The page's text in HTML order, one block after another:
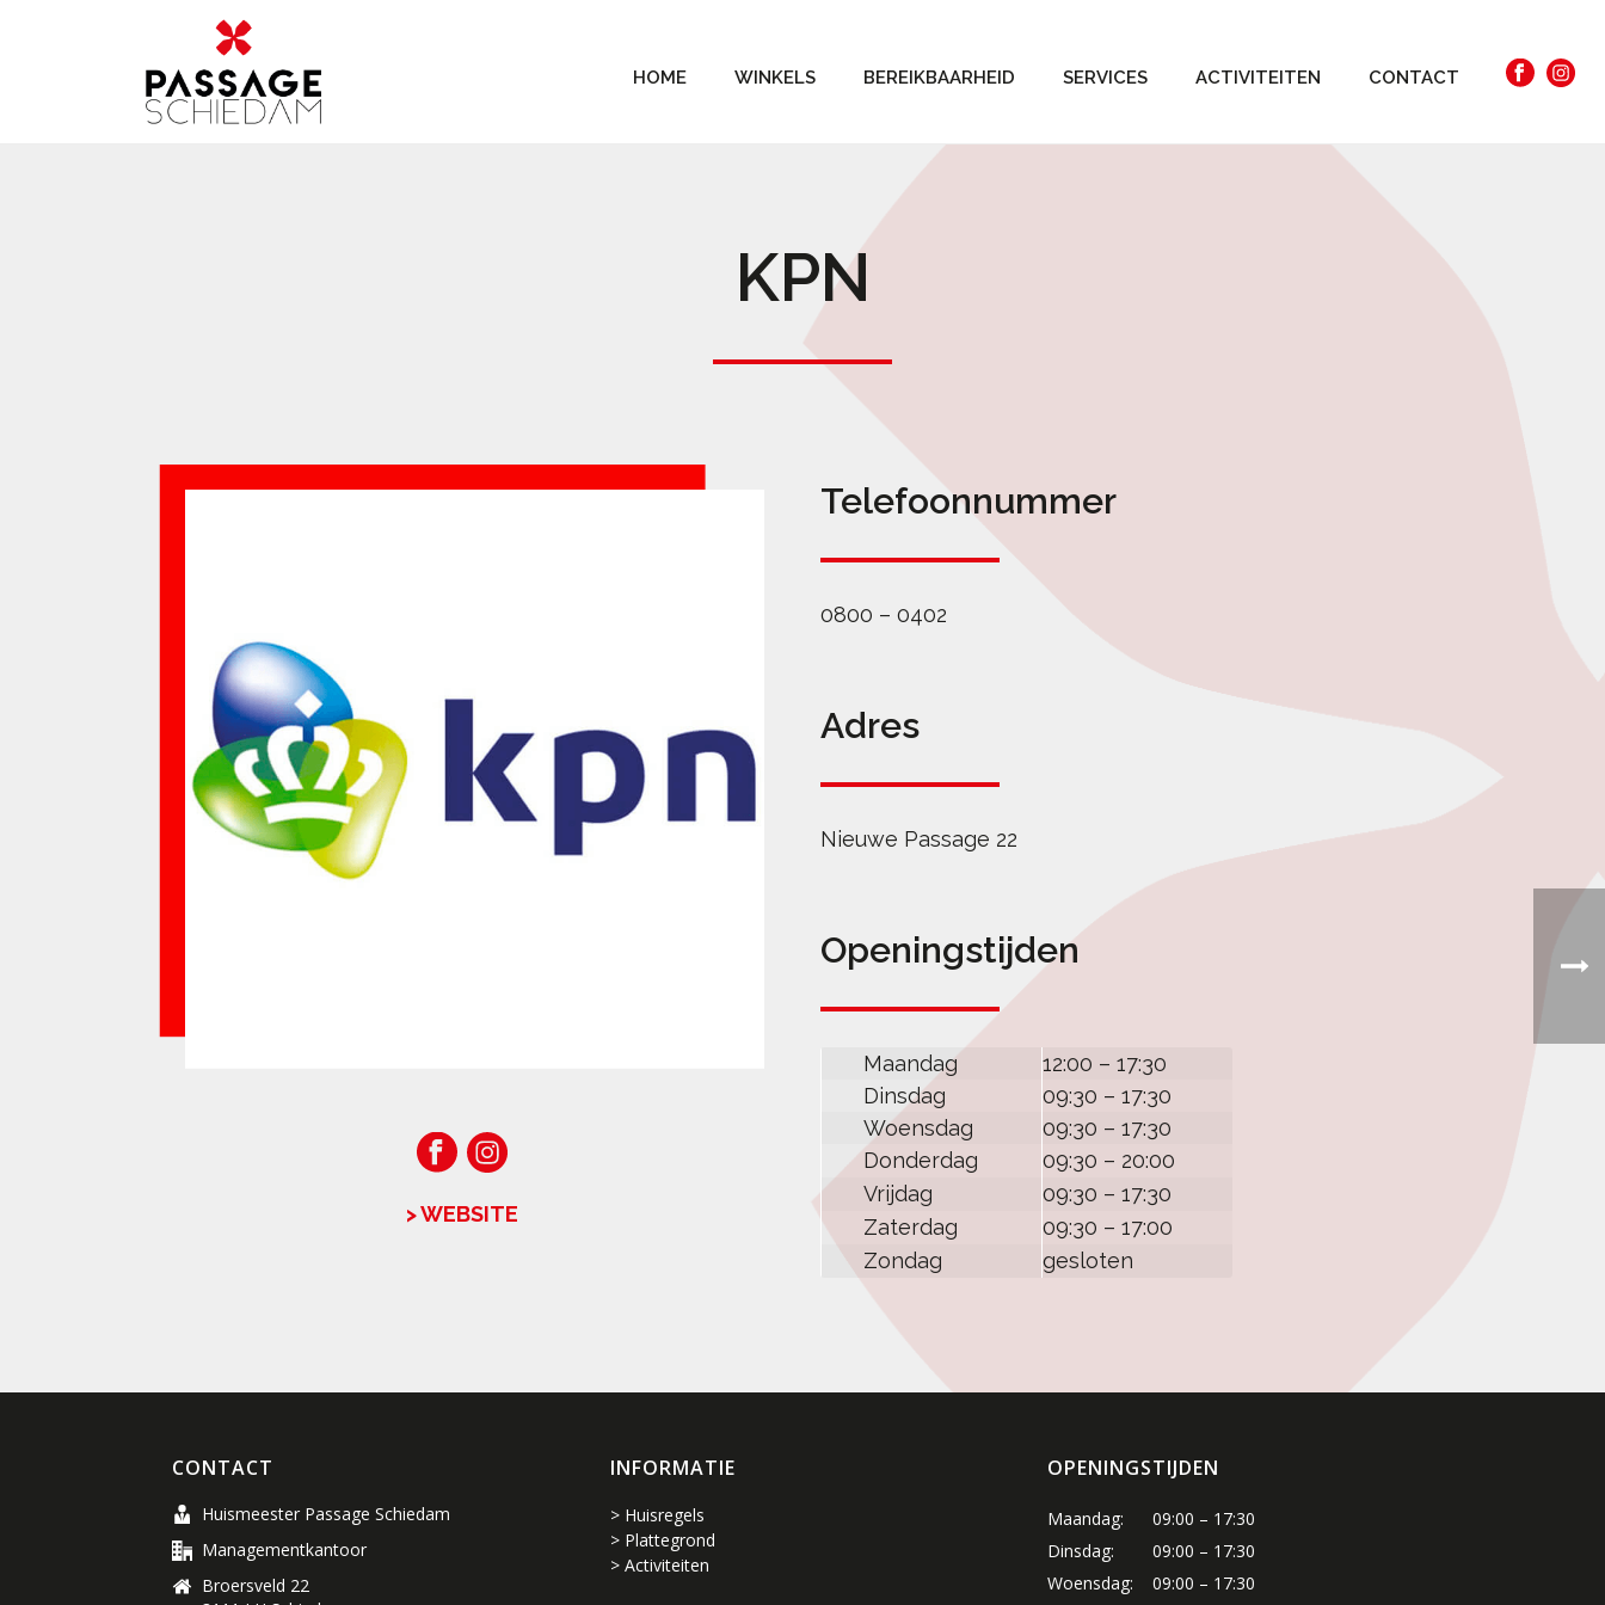
HOME WINKELS BEREIKBAARHEID SERVICES ACTIVITEITEN CONTACT
KPN
> WEBSITE
Telefoonnummer
0800 – 0402
Adres
Nieuwe Passage 22
Openingstijden
Maandag
12:00 – 17:30
Dinsdag
09:30 – 17:30
Woensdag
09:30 – 17:30
Donderdag
09:30 – 20:00
Vrijdag
09:30 – 17:30
Zaterdag
09:30 – 17:00
Zondag
gesloten
CONTACT
Huismeester Passage Schiedam
Managementkantoor
Broersveld 22
INFORMATIE
> Huisregels
> Plattegrond
> Activiteiten
OPENINGSTIJDEN
Maandag:
09:00 – 17:30
Dinsdag:
09:00 – 17:30
Woensdag:
09:00 – 17:30